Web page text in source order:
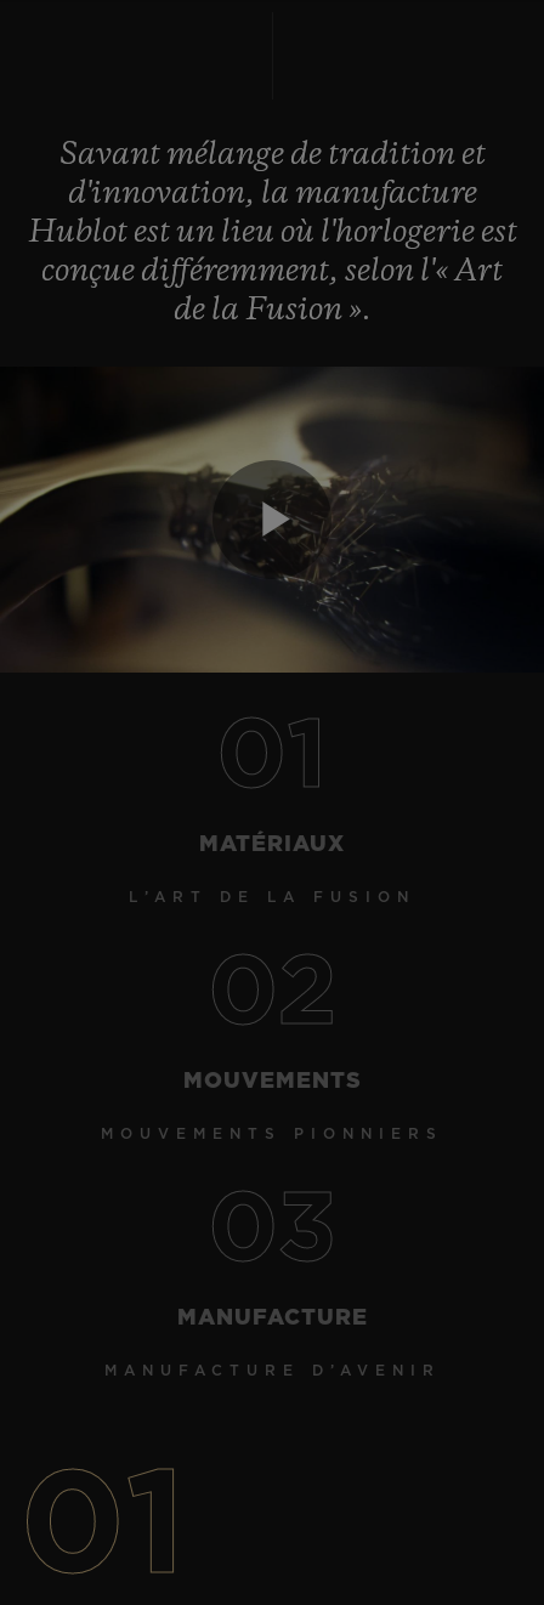
Savant mélange de tradition et
d'innovation, la manufacture
Hublot estun lieu où l'horlogerie est
conçue différemment, selon l'«Art
de la Fusion ».
Play
01
MATÉRIAUX
L’ART DE LA FUSION
02
MOUVEMENTS
MOUVEMENTS PIONNIERS
03
MANUFACTURE
MANUFACTURE D’AVENIR
01
SERVICES EXCLUSIFS
GARANTIE 5+5
HUBLOTISTA ET EXTENSION DE GARANTIE
LIVRAISON ET RETOURS GRATUITS
PAIEMENT SÉCURISÉ
POCHETTE CADEAU
NOUS CONTACTER
TROUVER UNE BOUTIQUE